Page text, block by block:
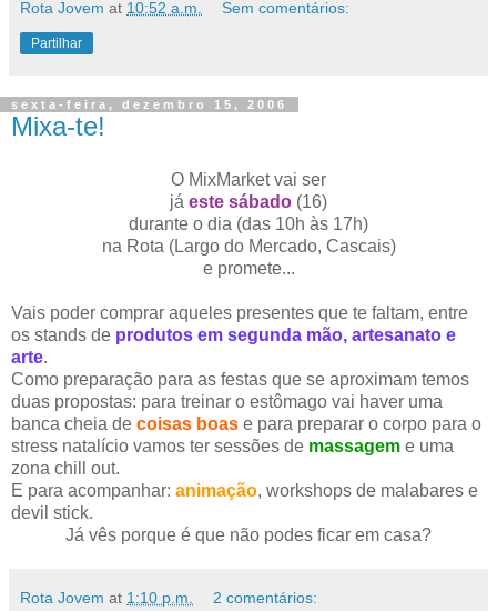
Rota Jovem at 10:52 a.m. Sem comentários:
Partilhar
sexta-feira, dezembro 15, 2006
Mixa-te!
O MixMarket vai ser
já este sábado (16)
durante o dia (das 10h às 17h)
na Rota (Largo do Mercado, Cascais)
e promete...
Vais poder comprar aqueles presentes que te faltam, entre
os stands de produtos em segunda mão, artesanato e
arte.
Como preparação para as festas que se aproximam temos
duas propostas: para treinar o estômago vai haver uma
banca cheia de coisas boas e para preparar o corpo para o
stress natalício vamos ter sessões de massagem e uma
zona chill out.
E para acompanhar: animação, workshops de malabares e
devil stick.
Já vês porque é que não podes ficar em casa?
Rota Jovem at 1:10 p.m. 2 comentários: